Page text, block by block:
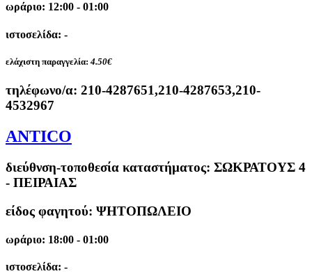
ωράριο: 12:00 - 01:00
ιστοσελίδα: -
ελάχιστη παραγγελία: 4.50€
τηλέφωνο/α: 210-4287651,210-4287653,210-
4532967
ANTICO
διεύθνση-τοποθεσία καταστήματος: ΣΩΚΡΑΤΟΥΣ 4
- ΠΕΙΡΑΙΑΣ
είδος φαγητού: ΨΗΤΟΠΩΛΕΙΟ
ωράριο: 18:00 - 01:00
ιστοσελίδα: -